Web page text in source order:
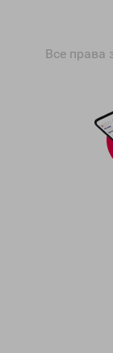
Все права